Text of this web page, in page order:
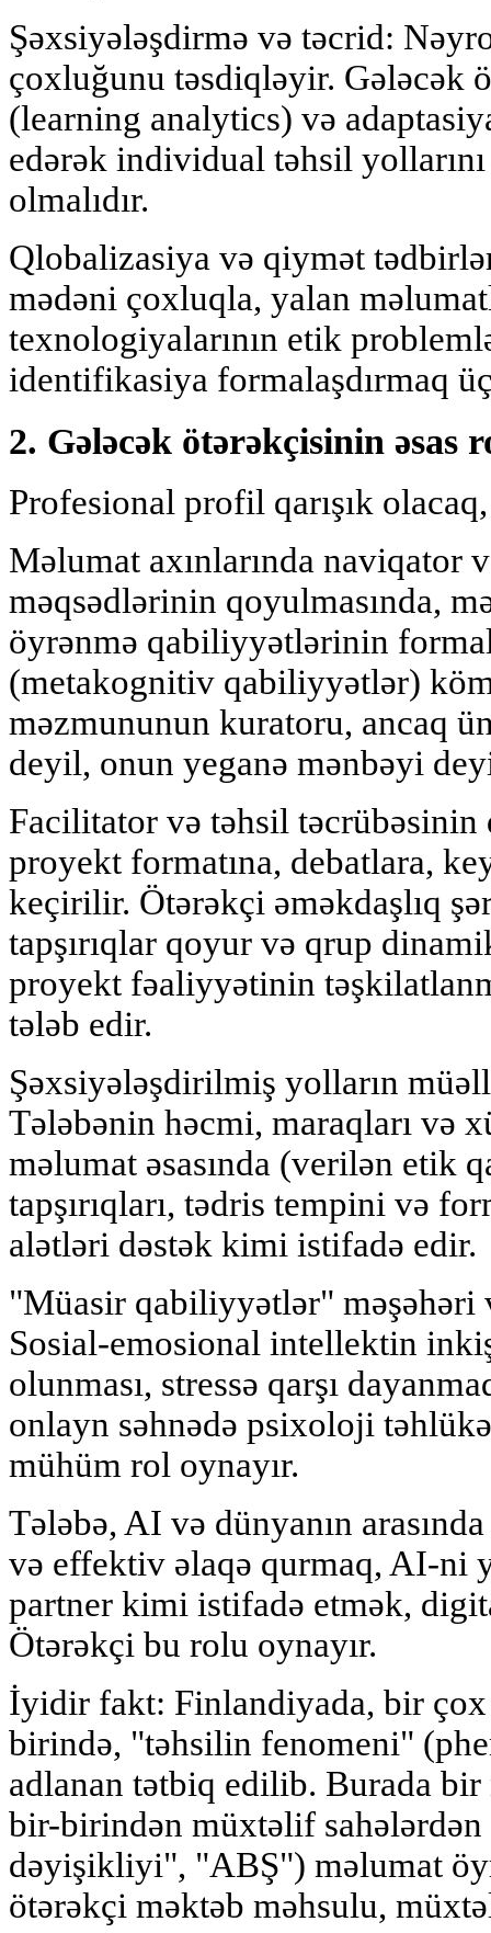
Şəxsiyələşdirmə və təcrid:
çoxluğunu təsdiqləyir. Gələcək
(learning analytics) və
edərək individual təhsil
olmalıdır.
Qlobalizasiya və qiymət
mədəni çoxluqla, yalan
texnologiyalarının etik
identifikasiya formalaşdırmaq
2. Gələcək ötərəkçisinin əsas
Profesional profil qarışık
Məlumat axınlarında naviqator
məqsədlərinin qoyulmasında,
öyrənmə qabiliyyətlərinin
(metakognitiv qabiliyyətlər)
məzmununun kuratoru, ancaq
deyil, onun yeganə mənbəyi
Facilitator və təhsil
proyekt formatına, debatlara,
keçirilir. Ötərəkçi əməkdaşlıq
tapşırıqlar qoyur və qrup
proyekt fəaliyyətinin
tələb edir.
Şəxsiyələşdirilmiş yolların
Tələbənin həcmi, maraqları və
məlumat əsasında (verilən etik
tapşırıqları, tədris tempini və
alətləri dəstək kimi istifadə edir.
"Müasir qabiliyyətlər" məşəhəri
Sosial-emosional intellektin
olunması, stressə qarşı
onlayn səhnədə psixoloji
mühüm rol oynayır.
Tələbə, AI və dünyanın
və effektiv əlaqə qurmaq, AI-ni
partner kimi istifadə etmək,
Ötərəkçi bu rolu oynayır.
İyidir fakt: Finlandiyada, bir
birində, "təhsilin fenomeni"
adlanan tətbiq edilib. Burada
bir-birindən müxtəlif
dəyişikliyi", "ABŞ") məlumat
ötərəkçi məktəb məhsulu,